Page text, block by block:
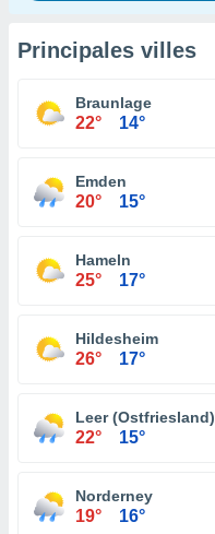
Principales villes
Braunlage
22° 14°
Emden
20° 15°
Hameln
25° 17°
Hildesheim
26° 17°
Leer (Ostfriesland)
22° 15°
Norderney
19° 16°